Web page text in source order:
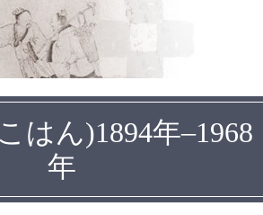
はん)1894年–1968
年